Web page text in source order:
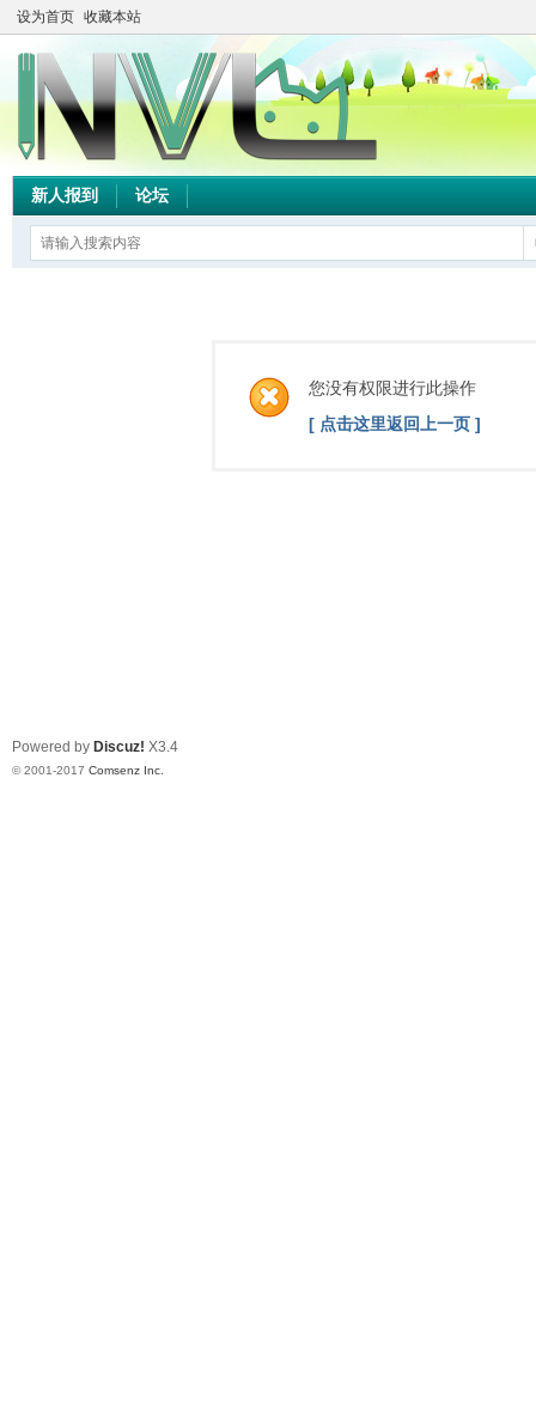
设为首页 收藏本站
新人报到 论坛
您没有权限进行此操作
[ 点击这里返回上一页 ]
Powered by Discuz! X3.4
© 2001-2017 Comsenz Inc.